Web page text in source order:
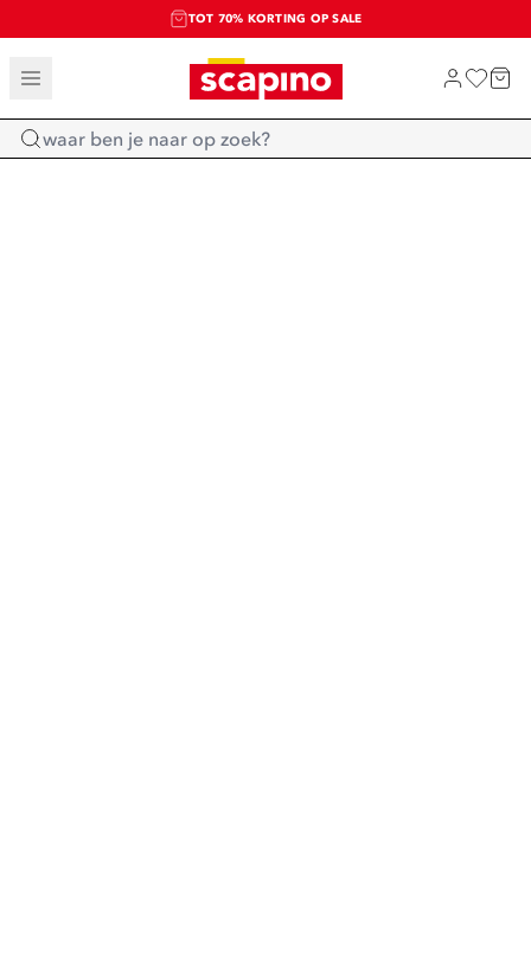
TOT 70% KORTING OP SALE
SALE: LAATSTE KANS!
SHOP NIEUW
Home